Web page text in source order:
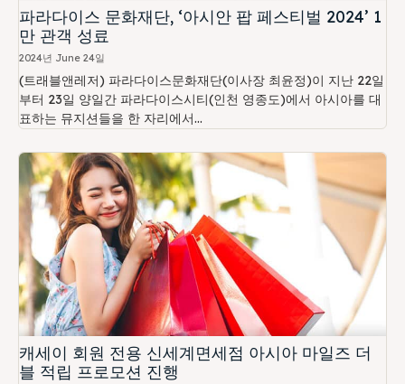
파라다이스 문화재단, ‘아시안 팝 페스티벌 2024’ 1
만 관객 성료
2024년 June 24일
(트래블앤레저) 파라다이스문화재단(이사장 최윤정)이 지난 22일
부터 23일 양일간 파라다이스시티(인천 영종도)에서 아시아를 대
표하는 뮤지션들을 한 자리에서...
캐세이 회원 전용 신세계면세점 아시아 마일즈 더
블 적립 프로모션 진행